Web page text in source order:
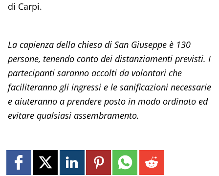
di Carpi.
La capienza della chiesa di San Giuseppe è 130
persone, tenendo conto dei distanziamenti previsti. I
partecipanti saranno accolti da volontari che
faciliteranno gli ingressi e le sanificazioni necessarie
e aiuteranno a prendere posto in modo ordinato ed
evitare qualsiasi assembramento.